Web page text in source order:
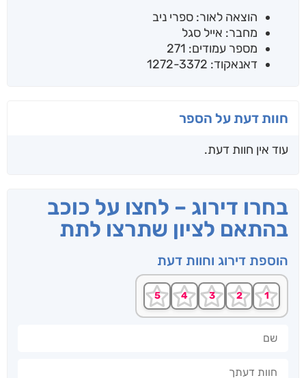
הוצאה לאור: ספרי ניב
מחבר: אייל סגל
מספר עמודים: 271
דאנאקוד: 1272-3372
חוות דעת על הספר
עוד אין חוות דעת.
בחרו דירוג – לחצו על כוכב
בהתאם לציון שתרצו לתת
הוספת דירוג וחוות דעת